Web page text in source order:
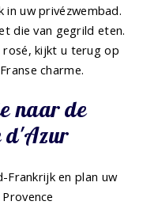
in uw privézwembad.
die van gegrild eten.
kijkt u terug op
charme.
naar de
d'Azur
Frankrijk en plan uw